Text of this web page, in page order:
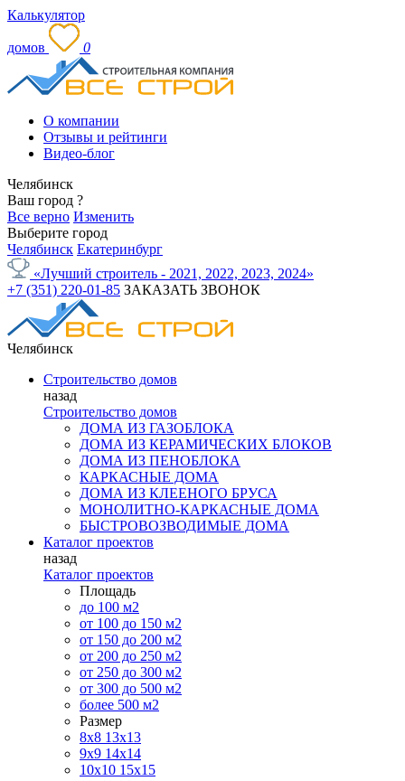
Калькулятор
домов 0
О компании
Отзывы и рейтинги
Видео-блог
Челябинск
Ваш город ?
Все верно Изменить
Выберите город
Челябинск Екатеринбург
«Лучший строитель - 2021, 2022, 2023, 2024»
+7 (351) 220-01-85 ЗАКАЗАТЬ ЗВОНОК
Челябинск
Строительство домов
назад
Строительство домов
ДОМА ИЗ ГАЗОБЛОКА
ДОМА ИЗ КЕРАМИЧЕСКИХ БЛОКОВ
ДОМА ИЗ ПЕНОБЛОКА
КАРКАСНЫЕ ДОМА
ДОМА ИЗ КЛЕЕНОГО БРУСА
МОНОЛИТНО-КАРКАСНЫЕ ДОМА
БЫСТРОВОЗВОДИМЫЕ ДОМА
Каталог проектов
назад
Каталог проектов
Площадь
до 100 м2
от 100 до 150 м2
от 150 до 200 м2
от 200 до 250 м2
от 250 до 300 м2
от 300 до 500 м2
более 500 м2
Размер
8х8 13х13
9х9 14х14
10х10 15х15